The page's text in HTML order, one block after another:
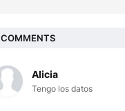
COMMENTS
Alicia
Tengo los datos